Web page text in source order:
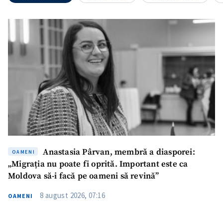
OAMENI
Anastasia Pârvan, membră a diasporei:
„Migrația nu poate fi oprită. Important este ca
Moldova să-i facă pe oameni să revină”
OAMENI 8 august 2026, 07:16
Titlu știre
+ Adaugă titlu
Fotografie
+ Încarcă imagine
Link media
+ Link media
Mesajul știrei
+ Mesajul știrei
CONTACT SURSĂ
Sursă anonimă
Nume+ Numele meu